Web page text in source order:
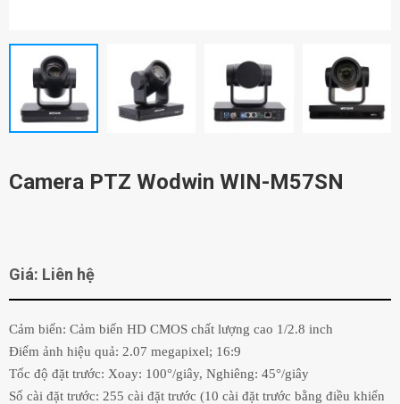
Camera PTZ Wodwin WIN-M57SN
Giá: Liên hệ
Cảm biến: Cảm biến HD CMOS chất lượng cao 1/2.8 inch
Điểm ảnh hiệu quả: 2.07 megapixel; 16:9
Tốc độ đặt trước: Xoay: 100°/giây, Nghiêng: 45°/giây
Số cài đặt trước: 255 cài đặt trước (10 cài đặt trước bằng điều khiển